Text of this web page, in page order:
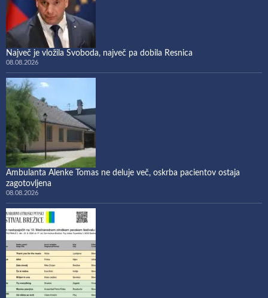
Največ je vložila Svoboda, največ pa dobila Resnica
08.08.2026
Ambulanta Alenke Tomas ne deluje več, oskrba pacientov ostaja
zagotovljena
08.08.2026